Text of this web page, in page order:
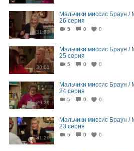
31:00
Мальчики миссис Браун /
26 серия
5 0 0
30:01
Мальчики миссис Браун /
25 серия
5 0 0
29:29
Мальчики миссис Браун /
24 серия
5 0 0
31:26
Мальчики миссис Браун /
23 серия
6 0 0